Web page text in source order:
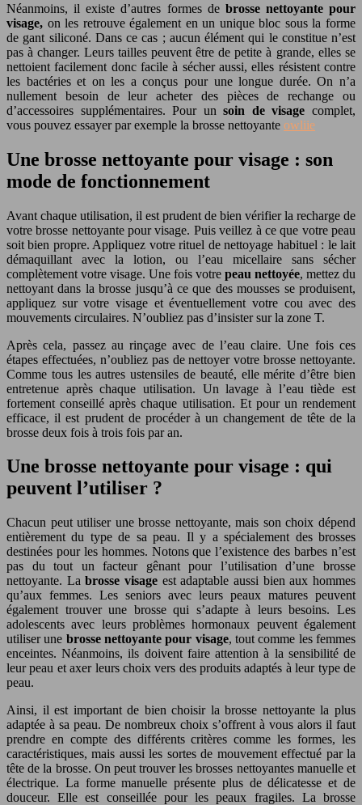
Néanmoins, il existe d’autres formes de brosse nettoyante pour
visage, on les retrouve également en un unique bloc sous la forme
de gant siliconé. Dans ce cas ; aucun élément qui le constitue n’est
pas à changer. Leurs tailles peuvent être de petite à grande, elles se
nettoient facilement donc facile à sécher aussi, elles résistent contre
les bactéries et on les a conçus pour une longue durée. On n’a
nullement besoin de leur acheter des pièces de rechange ou
d’accessoires supplémentaires. Pour unsoin de visagecomplet,
vous pouvez essayer par exemple la brosse nettoyante owliie
Une brosse nettoyante pour visage : son
mode de fonctionnement
Avant chaque utilisation, il est prudent de bien vérifier la recharge de
votre brosse nettoyante pour visage. Puis veillez à ce que votre peau
soit bien propre. Appliquez votre rituel de nettoyage habituel : le lait
démaquillant avec la lotion, ou l’eau micellaire sans sécher
complètement votre visage. Une fois votre peau nettoyée, mettez du
nettoyant dans la brosse jusqu’à ce que des mousses se produisent,
appliquez sur votre visage et éventuellement votre cou avec des
mouvements circulaires. N’oubliez pas d’insister sur la zone T.
Après cela, passez au rinçage avec de l’eau claire. Une fois ces
étapes effectuées, n’oubliez pas de nettoyer votre brosse nettoyante.
Comme tous les autres ustensiles de beauté, elle mérite d’être bien
entretenue après chaque utilisation. Un lavage à l’eau tiède est
fortement conseillé après chaque utilisation. Et pour un rendement
efficace, il est prudent de procéder à un changement de tête de la
brosse deux fois à trois fois par an.
Une brosse nettoyante pour visage : qui
peuvent l’utiliser ?
Chacun peut utiliser une brosse nettoyante, mais son choix dépend
entièrement du type de sa peau. Il y a spécialement des brosses
destinées pour les hommes. Notons que l’existence des barbes n’est
pas du tout un facteur gênant pour l’utilisation d’une brosse
nettoyante. Labrosse visage est adaptable aussi bien aux hommes
qu’aux femmes. Les seniors avec leurs peaux matures peuvent
également trouver une brosse qui s’adapte à leurs besoins. Les
adolescents avec leurs problèmes hormonaux peuvent également
utiliser une brosse nettoyante pour visage, tout comme les femmes
enceintes. Néanmoins, ils doivent faire attention à la sensibilité de
leur peau et axer leurs choix vers des produits adaptés à leur type de
peau.
Ainsi, il est important de bien choisir la brosse nettoyante la plus
adaptée à sa peau. De nombreux choix s’offrent à vous alors il faut
prendre en compte des différents critères comme les formes, les
caractéristiques, mais aussi les sortes de mouvement effectué par la
tête de la brosse. On peut trouver les brosses nettoyantes manuelle et
électrique. La forme manuelle présente plus de délicatesse et de
douceur. Elle est conseillée pour les peaux fragiles. La brosse